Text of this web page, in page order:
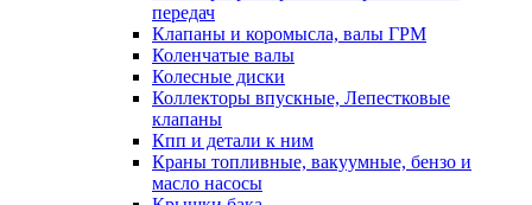
передач
Клапаны и коромысла, валы ГРМ
Коленчатые валы
Колесные диски
Коллекторы впускные, Лепестковые
клапаны
Кпп и детали к ним
Краны топливные, вакуумные, бензо и
масло насосы